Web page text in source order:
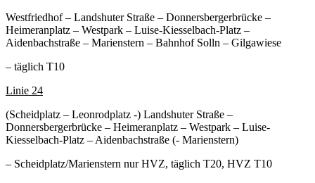
Westfriedhof – Landshuter Straße – Donnersbergerbrücke –
Heimeranplatz – Westpark – Luise-Kiesselbach-Platz –
Aidenbachstraße – Marienstern – Bahnhof Solln – Gilgawiese
– täglich T10
Linie 24
(Scheidplatz – Leonrodplatz -) Landshuter Straße –
Donnersbergerbrücke – Heimeranplatz – Westpark – Luise-
Kiesselbach-Platz – Aidenbachstraße (- Marienstern)
– Scheidplatz/Marienstern nur HVZ, täglich T20, HVZ T10